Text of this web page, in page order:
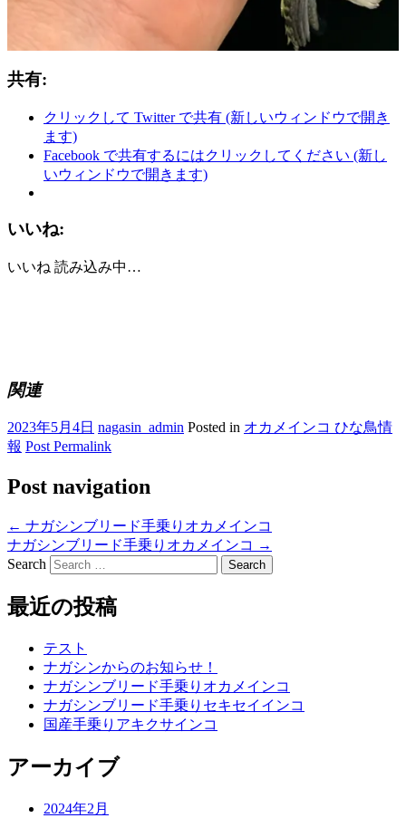
共有:
クリックして Twitter で共有 (新しいウィンドウで開き
ます)
Facebook で共有するにはクリックしてください (新し
いウィンドウで開きます)
いいね:
いいね 読み込み中…
関連
2023年5月4日 nagasin_admin Posted in オカメインコ ひな鳥情
報 Post Permalink
Post navigation
← ナガシンブリード手乗りオカメインコ
ナガシンブリード手乗りオカメインコ →
Search
最近の投稿
テスト
ナガシンからのお知らせ！
ナガシンブリード手乗りオカメインコ
ナガシンブリード手乗りセキセイインコ
国産手乗りアキクサインコ
アーカイブ
2024年2月